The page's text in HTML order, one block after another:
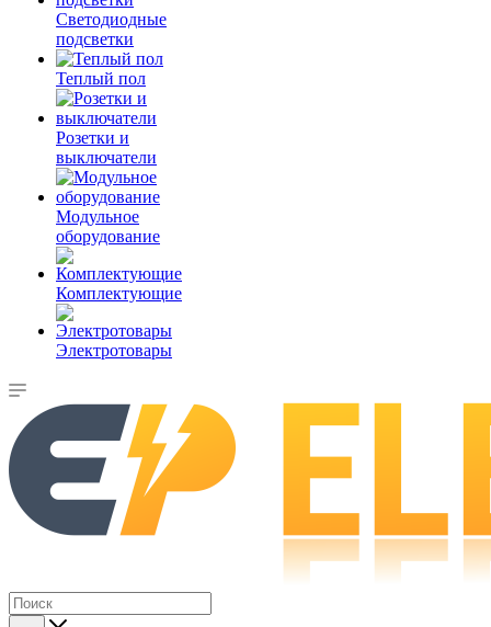
Светодиодные
подсветки
Теплый пол
Розетки и
выключатели
Модульное
оборудование
Комплектующие
Электротовары